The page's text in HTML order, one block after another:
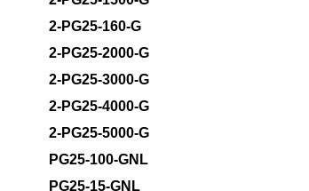
2-PG25-160-G
2-PG25-2000-G
2-PG25-3000-G
2-PG25-4000-G
2-PG25-5000-G
PG25-100-GNL
PG25-15-GNL